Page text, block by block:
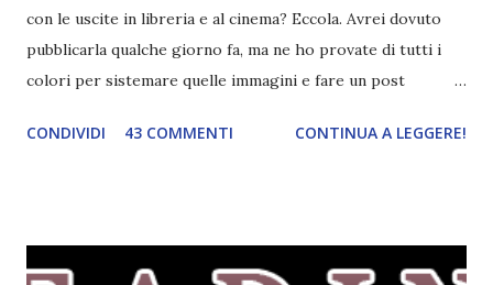
con le uscite in libreria e al cinema? Eccola. Avrei dovuto
pubblicarla qualche giorno fa, ma ne ho provate di tutti i
colori per sistemare quelle immagini e fare un post
leggere la trama cliccate sulla copertina. Vi ho segnalato
riguarda i suoi romanzi thriller. Per il momento sono
CONDIVIDI 43 COMMENTI CONTINUA A LEGGERE!